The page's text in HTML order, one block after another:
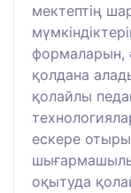
мектептің
формаларын,
қолдана
қолайлы
ескере
оқытуда